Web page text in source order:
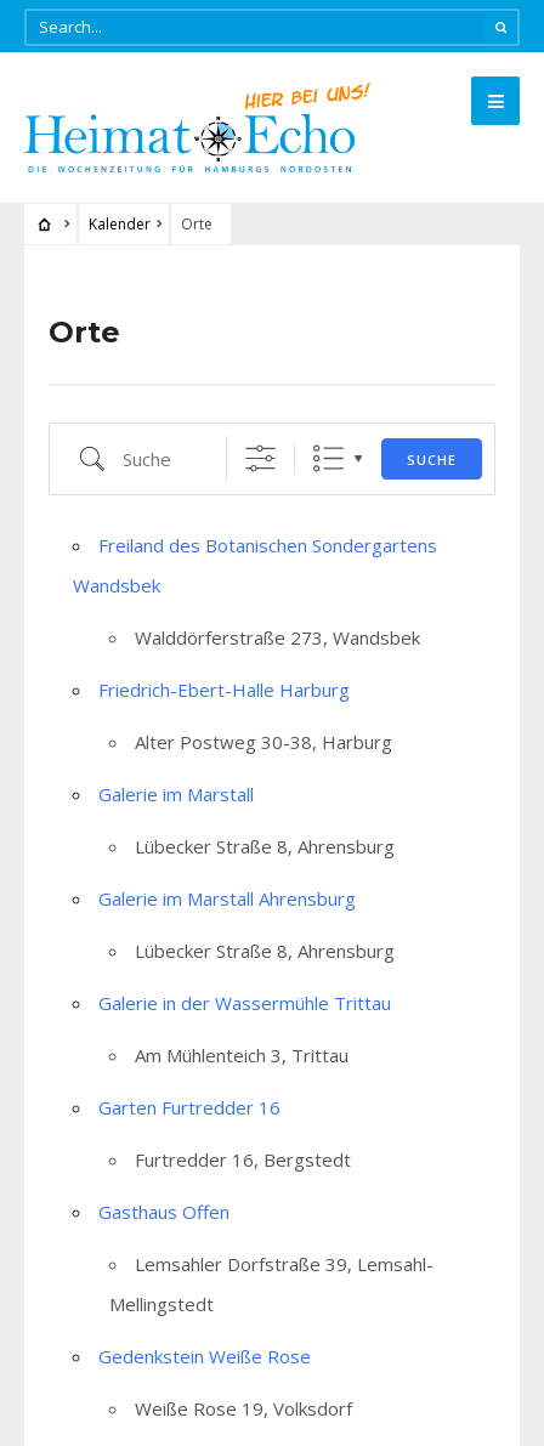
Kalender Orte
Orte
Suche SUCHE
Freiland des Botanischen Sondergartens
Wandsbek
Walddörferstraße 273, Wandsbek
Friedrich-Ebert-Halle Harburg
Alter Postweg 30-38, Harburg
Galerie im Marstall
Lübecker Straße 8, Ahrensburg
Galerie im Marstall Ahrensburg
Lübecker Straße 8, Ahrensburg
Galerie in der Wassermühle Trittau
Am Mühlenteich 3, Trittau
Garten Furtredder 16
Furtredder 16, Bergstedt
Gasthaus Offen
Lemsahler Dorfstraße 39, Lemsahl-
Mellingstedt
Gedenkstein Weiße Rose
Weiße Rose 19, Volksdorf